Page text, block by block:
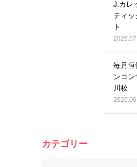
J.カレ
ティッ
ト
毎月恒
ンコ
川校
カテゴリー